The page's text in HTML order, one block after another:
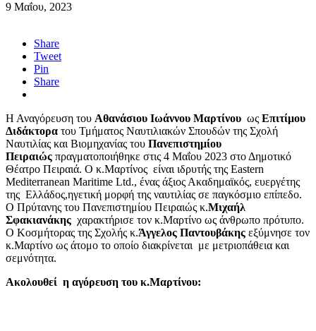
9 Μαΐου, 2023
Share
Tweet
Pin
Share
Η Αναγόρευση του Αθανάσιου Ιωάννου Μαρτίνου ως Επιτίμου
Διδάκτορα του Τμήματος Ναυτιλιακών Σπουδών της Σχολή
Ναυτιλίας και Βιομηχανίας του Πανεπιστημίου
Πειραιώς πραγματοποιήθηκε στις 4 Μαΐου 2023 στο Δημοτικό
Θέατρο Πειραιά. Ο κ.Μαρτίνος είναι ιδρυτής της Eastern
Mediterranean Maritime Ltd., ένας άξιος Ακαδημαϊκός, ευεργέτης
της Ελλάδος,ηγετική μορφή της ναυτιλίας σε παγκόσμιο επίπεδο.
Ο Πρύτανης του Πανεπιστημίου Πειραιώς κ.Μιχαήλ
Σφακιανάκης χαρακτήρισε τον κ.Μαρτίνο ως άνθρωπο πρότυπο.
Ο Κοσμήτορας της Σχολής κ.Άγγελος Παντουβάκης εξύμνησε τον
κ.Μαρτίνο ως άτομο το οποίο διακρίνεται με μετριοπάθεια και
σεμνότητα.
Ακολουθεί η αγόρευση του κ.Μαρτίνου: